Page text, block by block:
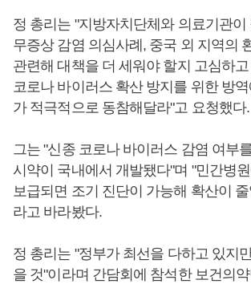
정 총리는 "지방자치단체와 의료기관이
무증상 감염 의심사례, 중국 외 지역의
관련해 대책을 더 세워야 할지 고심하
코로나 바이러스 확산 방지를 위한 방역
가 적극적으로 동참해달라"고 요청했다.
그는 "신종 코로나 바이러스 감염 여부
시약이 국내에서 개발됐다"며 "민간병
보급되면 조기 진단이 가능해 확산이 줄
라고 바라봤다.
정 총리는 "정부가 최선을 다하고 있지
을 것"이라며 간담회에 참석한 보건의